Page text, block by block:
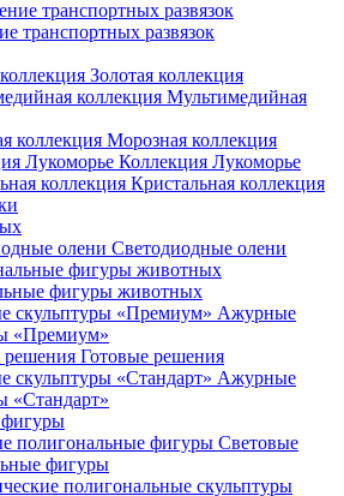
транспортных развязок
Золотая коллекция
Мультимедийная
Морозная коллекция
Коллекция Лукоморье
Кристальная коллекция
Светодиодные олени
фигуры животных
Ажурные
«Премиум»
Готовые решения
Ажурные
«Стандарт»
Световые
фигуры